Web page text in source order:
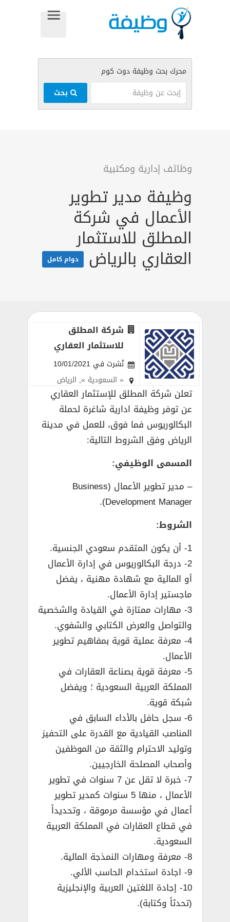
وظائف إدارية ومكتبية
وظيفة مدير تطوير
الأعمال في شركة
المطلق للاستثمار
العقاري بالرياض دوام كامل
شركة المطلق
للاستثمار العقاري
نُشرت في 10/01/2021
« السعودية », الرياض
تعلن شركة المطلق للإستثمار العقاري
عن توفر وظيفة ادارية شاغرة لحملة
البكالوريوس فما فوق، للعمل في مدينة
الرياض وفق الشروط التالية:
المسمى الوظيفي:
– مدير تطوير الأعمال (Business
Development Manager).
الشروط:
1- أن يكون المتقدم سعودي الجنسية.
2- درجة البكالوريوس في إدارة الأعمال
أو المالية مع شهادة مهنية ، يفضل
ماجستير إدارة الأعمال.
3- مهارات ممتازة في القيادة والشخصية
والتواصل والعرض الكتابي والشفوي.
4- معرفة عملية قوية بمفاهيم تطوير
الأعمال.
5- معرفة قوية بصناعة العقارات في
المملكة العربية السعودية ؛ ويفضل
شبكة قوية.
6- سجل حافل بالأداء السابق في
المناصب القيادية مع القدرة على التحفيز
وتوليد الاحترام والثقة من الموظفين
وأصحاب المصلحة الخارجيين.
7- خبرة لا تقل عن 7 سنوات في تطوير
الأعمال ، منها 5 سنوات كمدير تطوير
أعمال في مؤسسة مرموقة ، وتحديداً
في قطاع العقارات في المملكة العربية
السعودية.
8- معرفة ومهارات النمذجة المالية.
9- اجادة استخدام الحاسب الألي.
10- إجادة اللغتين العربية والإنجليزية
(تحدثاً وكتابة).